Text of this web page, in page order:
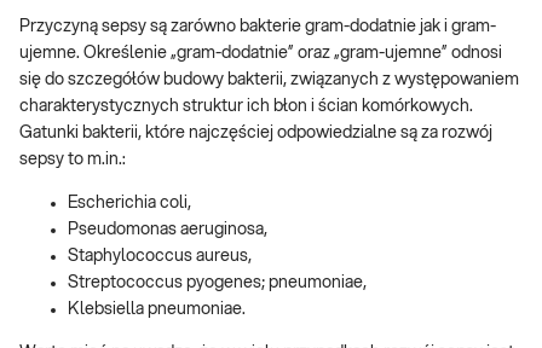
Przyczyną sepsy są zarówno bakterie gram-dodatnie jak i gram-
ujemne. Określenie „gram-dodatnie” oraz „gram-ujemne” odnosi
się do szczegółów budowy bakterii, związanych z występowaniem
charakterystycznych struktur ich błon i ścian komórkowych.
Gatunki bakterii, które najczęściej odpowiedzialne są za rozwój
sepsy to m.in.:
Escherichia coli,
Pseudomonas aeruginosa,
Staphylococcus aureus,
Streptococcus pyogenes; pneumoniae,
Klebsiella pneumoniae.